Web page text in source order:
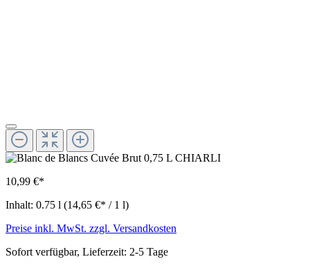
10,99 €*
Inhalt: 0.75 l (14,65 €* / 1 l)
Preise inkl. MwSt. zzgl. Versandkosten
Sofort verfügbar, Lieferzeit: 2-5 Tage